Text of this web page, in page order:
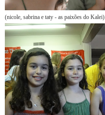
(nicole, sabrina e taty - as paixões do Kalei)